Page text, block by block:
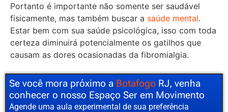
Portanto é importante não somente ser saudável
fisicamente, mas também buscar a saúde mental.
Estar bem com sua saúde psicológica, isso com toda
certeza diminuirá potencialmente os gatilhos que
causam as dores ocasionadas da fibromialgia.
Se você mora próximo a Botafogo RJ, venha
conhecer o nosso Espaço Ser em Movimento
Agende uma aula experimental de sua preferência